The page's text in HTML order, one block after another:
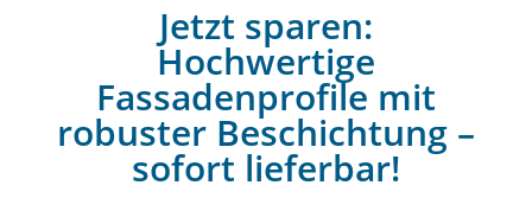
Jetzt sparen:
Hochwertige
Fassadenprofile mit
robuster Beschichtung –
sofort lieferbar!